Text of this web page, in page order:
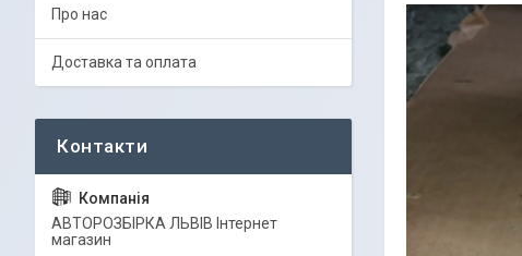
Про нас
Доставка та оплата
АВТОРОЗБІРКА ЛЬВІВ Інтернет
магазин